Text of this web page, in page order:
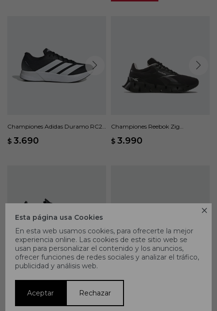

Esta página usa Cookies
En esta web usamos cookies, para ofrecerte la mejor
experiencia online. Las cookies de este sitio web se
usan para personalizar el contenido y los anuncios,
ofrecer funciones de redes sociales y analizar el tráfico,
publicidad y análisis web.
Aceptar Rechazar
Championes Adidas Duramo RC2 -
$ 3.690
Championes Reebok Zig
$ 3.990
3.828 $ 5.890
35